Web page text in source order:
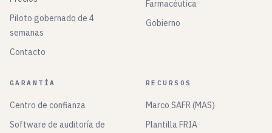
Piloto gobernado de 4
semanas
Contacto
Farmacéutica
Gobierno
GARANTÍA
Centro de confianza
Software de auditoría de
RECURSOS
Marco SAFR (MAS)
Plantilla FRIA